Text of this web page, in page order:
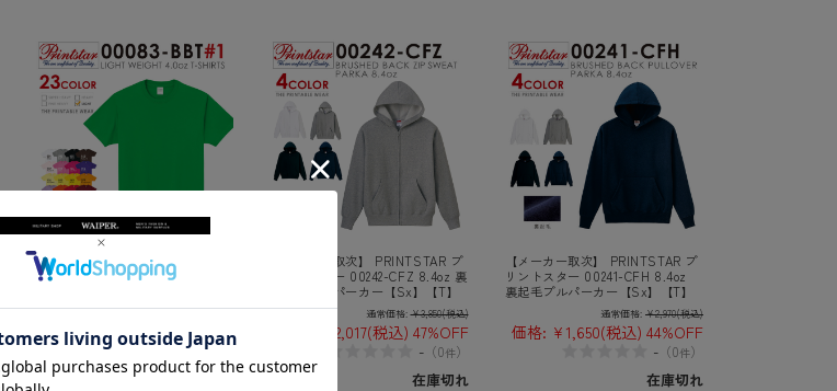
【メーカー取次】【ネコポス便対
応】PRINTSTAR プリントスター
ト 半袖 Tシャツ #1【Sx】【TB】
通常価格: ¥880
価格: ¥438(税込) 50%OFF
4.3（9件 ）
【メーカー取次】 PRINTSTAR プ
リントスター 00242-CFZ 8.4oz 裏
起毛ジップパーカー【Sx】【T】
通常価格: ¥3,850(税込)
¥2,017(税込) 47%OFF
-（0件）
在庫切れ
【メーカー取次】 PRINTSTAR プ
リントスター 00241-CFH 8.4oz
裏起毛プルパーカー【Sx】【T】
通常価格: ¥2,970(税込)
価格: ¥1,650(税込) 44%OFF
- （0件）
在庫切れ